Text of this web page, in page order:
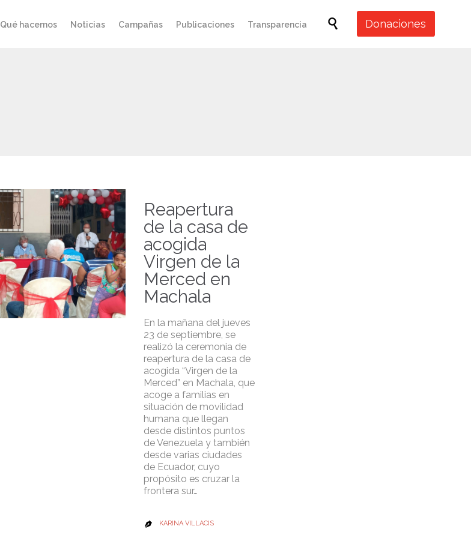
Skip
Qué hacemos Noticias Campañas Publicaciones Transparencia  Donaciones
Reapertura
de la casa de
acogida
Virgen de la
Merced en
Machala
En la mañana del jueves
23 de septiembre, se
realizó la ceremonia de
reapertura de la casa de
acogida “Virgen de la
Merced” en Machala, que
acoge a familias en
situación de movilidad
humana que llegan
desde distintos puntos
de Venezuela y también
desde varias ciudades
de Ecuador, cuyo
propósito es cruzar la
frontera sur…
 KARINA VILLACIS